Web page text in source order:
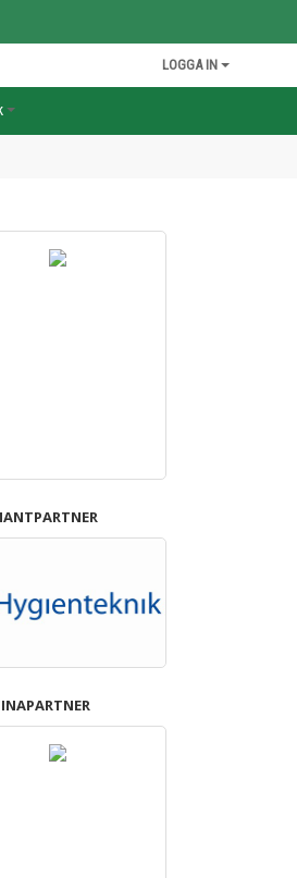
LOGGA IN